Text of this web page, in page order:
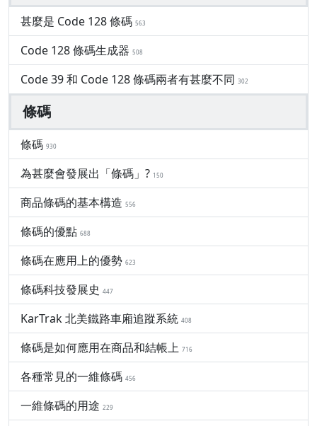
甚麼是 Code 128 條碼 563
Code 128 條碼生成器 508
Code 39 和 Code 128 條碼兩者有甚麼不同 302
條碼
條碼 930
為甚麼會發展出「條碼」? 150
商品條碼的基本構造 556
條碼的優點 688
條碼在應用上的優勢 623
條碼科技發展史 447
KarTrak 北美鐵路車廂追蹤系統 408
條碼是如何應用在商品和結帳上 716
各種常見的一維條碼 456
一維條碼的用途 229